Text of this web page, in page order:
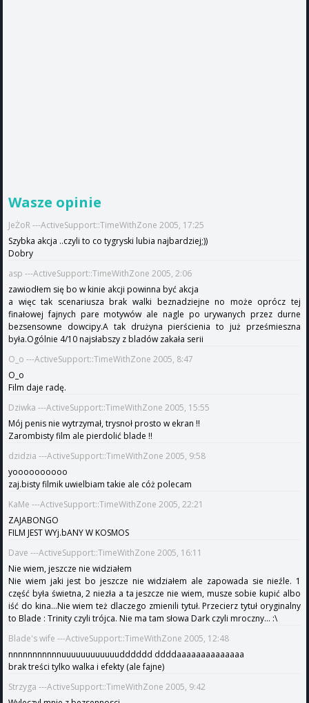
Wasze opinie
JeŻoR ---ActiveSupport::TimeWithZone 2005, 17:25
Szybka akcja ..czyli to co tygryski lubia najbardziej;))
Dobry
asp ---ActiveSupport::TimeWithZone 2005, 2:06
zawiodłem się bo w kinie akcji powinna być akcja
a więc tak scenariusza brak walki beznadziejne no może oprócz tej
finałowej fajnych pare motywów ale nagle po urywanych przez durne
bezsensowne dowcipy.A tak drużyna pierścienia to już prześmieszna
była.Ogólnie 4/10 najsłabszy z bladów zakała serii
O_o ---ActiveSupport::TimeWithZone 2005, 8:47
O_o
Film daje radę.
Dziwka ---ActiveSupport::TimeWithZone 2005, 15:55
Mój penis nie wytrzymał, trysnoł prosto w ekran !!
Zarombisty film ale pierdolić blade !!
dzidzia ---ActiveSupport::TimeWithZone 2005, 9:58
yoooooooooo
zaj.bisty filmik uwielbiam takie ale cóż polecam
KaMe ---ActiveSupport::TimeWithZone 2005, 22:21
ZAJABONGO
FILM JEST WYj.bANY W KOSMOS
Dave ---ActiveSupport::TimeWithZone 2005, 16:11
Nie wiem, jeszcze nie widziałem
Nie wiem jaki jest bo jeszcze nie widziałem ale zapowada sie nieźle. 1
część była świetna, 2 niezła a ta jeszcze nie wiem, musze sobie kupić albo
iść do kina...Nie wiem też dlaczego zmienili tytuł. Przecierz tytuł oryginalny
to Blade : Trinity czyli trójca. Nie ma tam słowa Dark czyli mroczny... :\
Blade's wife ---ActiveSupport::TimeWithZone 2005, 12:48
nnnnnnnnnnnuuuuuuuuuuuudddddd ddddaaaaaaaaaaaaaa
brak treści tylko walka i efekty (ale fajne)
Strzyga ---ActiveSupport::TimeWithZone 2005, 9:42